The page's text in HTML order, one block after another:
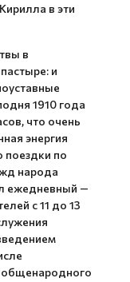
в эти
в
и
1910 года
что очень
энергия
поездки по
народа
ежедневный —
с 11 до 13
общенародного